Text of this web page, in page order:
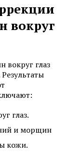
вокруг
вокруг глаз
глаз.
и морщин
кожи.